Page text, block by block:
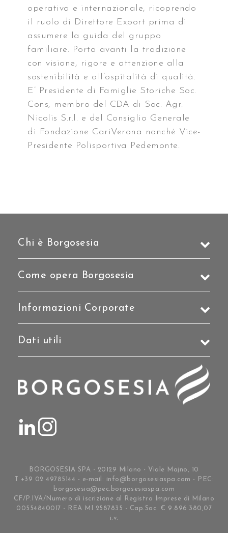
operativa e internazionale, ricoprendo
il ruolo di Direttore Export prima di
assumere la guida del gruppo
familiare. Porta avanti la tradizione
con visione, rigore e attenzione alla
sostenibilità e all’ospitalità di qualità.
E’ Presidente di Famiglie Storiche Soc.
Cons, membro del CDA di Soc. Agr.
Nicolis S.r.l. e del Consiglio Generale
di Fondazione CariVerona nonché Vice-
Presidente Polisportiva Pedemonte.
Chi è Borgosesia
Come opera Borgosesia
Informazioni Corporate
Dati utili
BORGOSESIA SPA - 20129 Milano - Viale Majno, 10
T +39 02 49785144 - e-mail: info@borgosesiaspa.com - PEC:
borgosesia@pec.borgosesiaspa.com
CF/P.IVA/Numero di iscrizione al Registro Imprese di Milano
00554840017 - REA MI 2587835 - Cap.Soc. € 9.896.380,07
i.v.